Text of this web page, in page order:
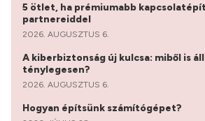
5 ötlet, ha prémiumabb
partnereiddel
2026. AUGUSZTUS 6.
A kiberbiztonság új kulcsa: miből is áll
ténylegesen?
2026. AUGUSZTUS 6.
Hogyan építsünk számítógépet?